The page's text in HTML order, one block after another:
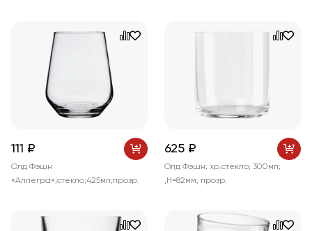
111 ₽
Олд Фэшн
«Аллегра»;стекло;425мл;прозр.
625 ₽
Олд Фэшн; хр.стекло; 300мл;
,H=82мм; прозр.